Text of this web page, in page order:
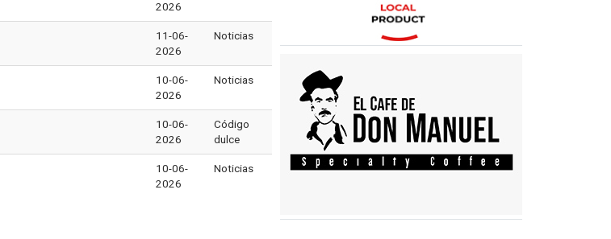
2026
11-06-
2026
Noticias
10-06-
2026
Noticias
10-06-
2026
Código
dulce
10-06-
2026
Noticias